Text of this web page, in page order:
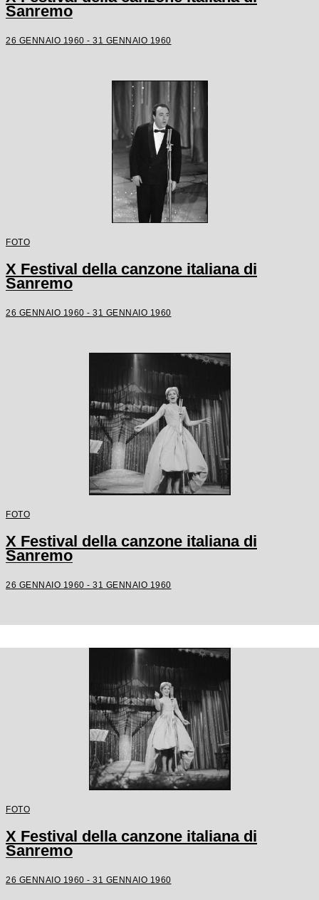
Sanremo
26 GENNAIO 1960 - 31 GENNAIO 1960
FOTO
X Festival della canzone italiana di
Sanremo
26 GENNAIO 1960 - 31 GENNAIO 1960
FOTO
X Festival della canzone italiana di
Sanremo
26 GENNAIO 1960 - 31 GENNAIO 1960
FOTO
X Festival della canzone italiana di
Sanremo
26 GENNAIO 1960 - 31 GENNAIO 1960